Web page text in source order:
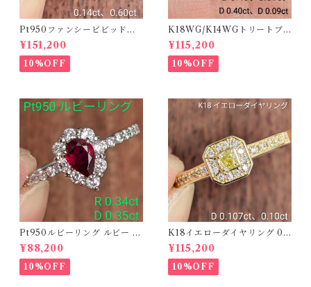
Pt950ファンシービビッドオ
レンジィイエローダイヤリン
グ D 0.144ct D 0.60ct【PR
O208782】
¥151,200
10%OFF
K18WG/K14WGトリートブ
ルーダイヤピアス 【PRO20
8939】
¥115,200
10%OFF
Pt950ルビーリング ルビー 0.
34ct ダイヤモンド 0.35ct【P
RO206885】
¥88,200
10%OFF
K18イエローダイヤリング 0.1
07ct D 0.10ct【PRO20878
1】
¥115,200
10%OFF